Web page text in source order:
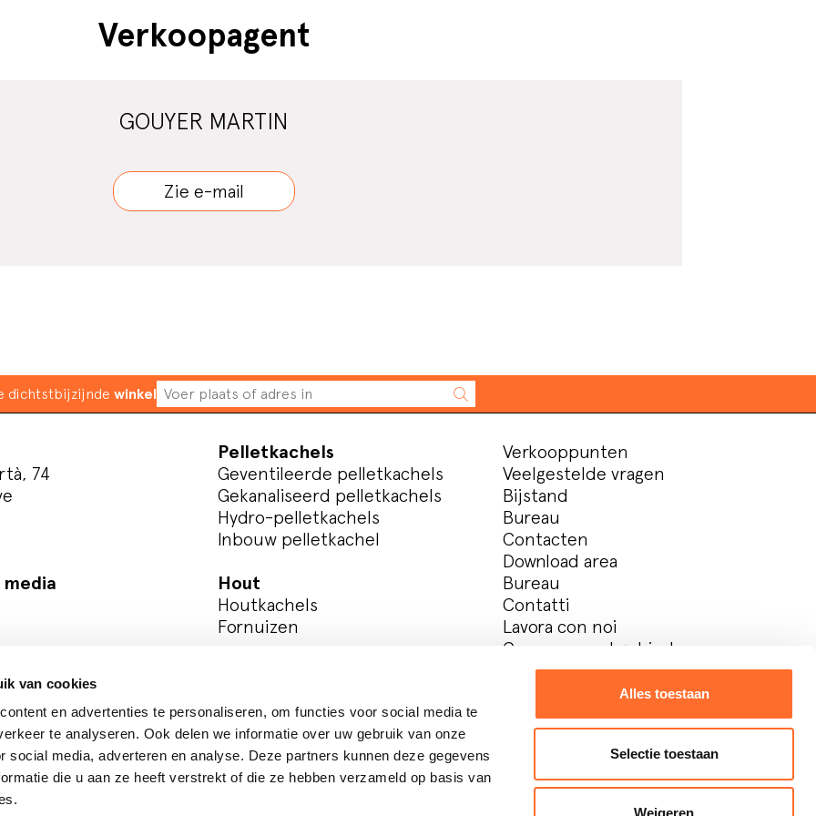
van cookies
en advertenties te personaliseren, om functies voor social media te
te analyseren. Ook delen we informatie over uw gebruik van onze
social media, adverteren en analyse. Deze partners kunnen deze gegevens
die u aan ze heeft verstrekt of die ze hebben verzameld op basis van
Alles toestaan
Selectie toestaan
Weigeren
Verkoopagent
GOUYER MARTIN
Zie e-mail
dichtstbijzijnde winkel
74
Pelletkachels
Geventileerde pelletkachels
Gekanaliseerd pelletkachels
Hydro-pelletkachels
Inbouw pelletkachel
Hout
Houtkachels
Fornuizen
Verkooppunten
Veelgestelde vragen
Bijstand
Bureau
Contacten
Download area
Bureau
Contatti
Lavora con noi
Gereserveerd gebied
Whistleblowing Design: Metodo studioDevelop: